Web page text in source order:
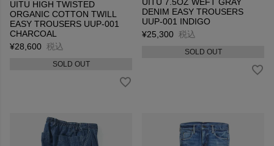
UITU HIGH TWISTED
ORGANIC COTTON TWILL
EASY TROUSERS UUP-001
CHARCOAL
¥28,600 税込
SOLD OUT
DENIM EASY TROUSERS
UUP-001 INDIGO
¥25,300 税込
SOLD OUT